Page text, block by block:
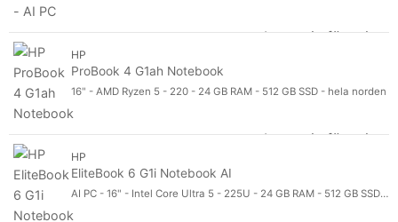
Logga in för pris
HP
ProBook 4 G1ah Notebook
16" - AMD Ryzen 5 - 220 - 24 GB RAM - 512 GB SSD - hela norden
Logga in för pris
HP
EliteBook 6 G1i Notebook AI
AI PC - 16" - Intel Core Ultra 5 - 225U - 24 GB RAM - 512 GB SSD - hela norden